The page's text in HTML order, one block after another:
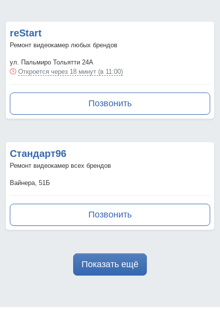
reStart
Ремонт видеокамер любых брендов
ул. Пальмиро Тольятти 24А
Откроется через 18 минут (в 11:00)
Позвонить
Стандарт96
Ремонт видеокамер всех брендов
Вайнера, 51Б
Позвонить
Показать ещё